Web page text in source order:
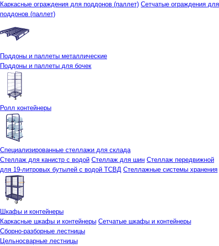
Каркасные ограждения для поддонов (паллет) Сетчатые ограждения для
поддонов (паллет)
Поддоны и паллеты металлические
Поддоны и паллеты для бочек
Ролл контейнеры
Специализированные стеллажи для склада
Стеллаж для канистр с водой Стеллаж для шин Стеллаж передвижной
для 19-литровых бутылей с водой ТСВД Стеллажные системы хранения
Шкафы и контейнеры
Каркасные шкафы и контейнеры Сетчатые шкафы и контейнеры
Сборно-разборные лестницы
Цельносварные лестницы